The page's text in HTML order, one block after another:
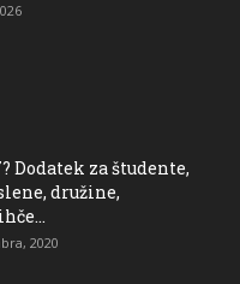
Dodatek za študente,
družine,
2020